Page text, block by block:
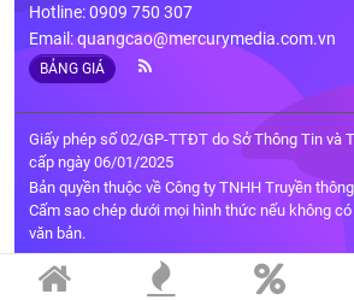
Hotline: 0909 750 307
Email:quangcao@mercurymedia.com.vn
BẢNG GIÁ
Giấy phép số 02/GP-TTĐT do Sở Thông Tin và
cấp ngày 06/01/2025
Bản quyền thuộc về Công ty TNHH Truyền
Cấm sao chép dưới mọi hình thức nếu không
văn bản.